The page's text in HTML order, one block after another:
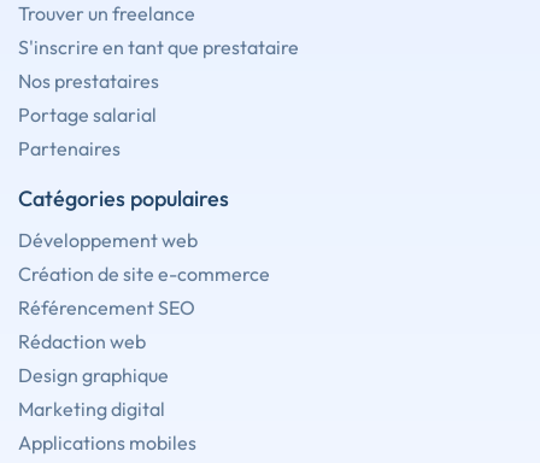
Trouver un freelance
S'inscrire en tant que prestataire
Nos prestataires
Portage salarial
Partenaires
Catégories populaires
Développement web
Création de site e-commerce
Référencement SEO
Rédaction web
Design graphique
Marketing digital
Applications mobiles